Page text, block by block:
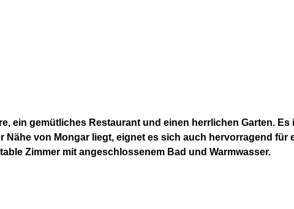
ein gemütliches Restaurant und einen herrlichen Garten. Es
Nähe von Mongar liegt, eignet es sich auch hervorragend für
Zimmer mit angeschlossenem Bad und Warmwasser.